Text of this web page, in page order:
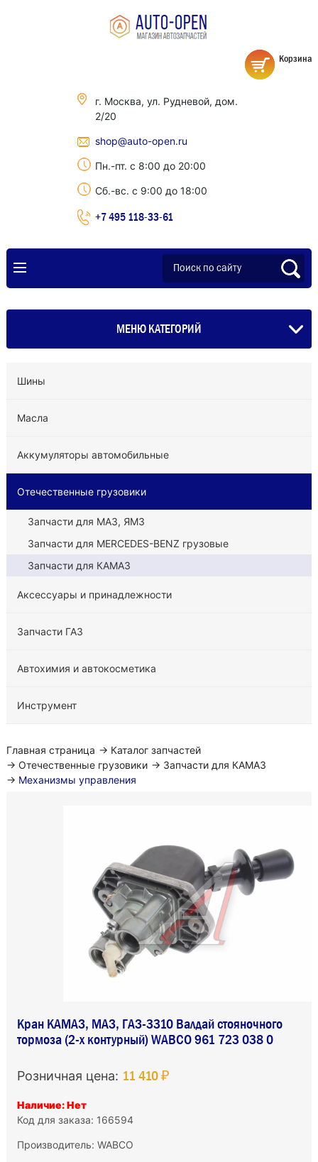
г. Москва, ул. Рудневой, дом.
2/20
shop@auto-open.ru
Пн.-пт. с 8:00 до 20:00
Сб.-вс. с 9:00 до 18:00
+7 495 118-33-61
Корзина
МЕНЮ КАТЕГОРИЙ
Шины
Масла
Аккумуляторы автомобильные
Отечественные грузовики
Запчасти для МАЗ, ЯМЗ
Запчасти для MERCEDES-BENZ грузовые
Запчасти для КАМАЗ
Аксессуары и принадлежности
Запчасти ГАЗ
Автохимия и автокосметика
Инструмент
Главная страница → Каталог запчастей
→ Отечественные грузовики → Запчасти для КАМАЗ
→ Механизмы управления
Кран КАМАЗ, МАЗ, ГАЗ-3310 Валдай стояночного
тормоза (2-х контурный) WABCO 961 723 038 0
Розничная цена: 11 410 ₽
Наличие: Нет
Код для заказа: 166594
Производитель: WABCO